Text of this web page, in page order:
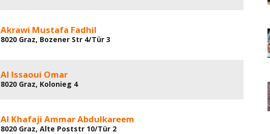
Akrawi Mustafa Fadhil
8020 Graz, Bozener Str 4/Tür 3
Al Issaoui Omar
8020 Graz, Kolonieg 4
Al Khafaji Ammar Abdulkareem
8020 Graz, Alte Poststr 10/Tür 2